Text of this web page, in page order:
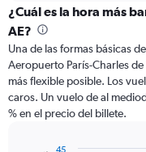
categories.
Range:
12
categories.
The
chart
has
1
axis
¿Cuál es la hora más
AE?
Una de las formas básicas
Aeropuerto París-Charles
más flexible posible. Los
caros. Un vuelo de al
% en el precio del billete.